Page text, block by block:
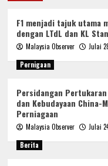
F1 menjadi tajuk utama
dengan LTdL dan KL
Malaysia Observer
Julai
Pernigaan
Persidangan
dan Kebudayaan China-
Perniagaan
Malaysia Observer
Julai
Berita